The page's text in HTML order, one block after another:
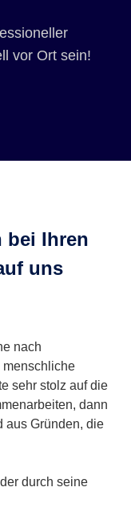
vor Ort sein!
bei Ihren
uns
nach
menschliche
sehr stolz auf die
dann
aus Gründen, die
durch seine